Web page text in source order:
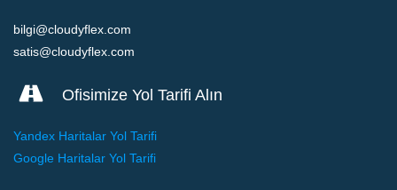
bilgi@cloudyflex.com
satis@cloudyflex.com
Ofisimize Yol Tarifi Alın
Yandex Haritalar Yol Tarifi
Google Haritalar Yol Tarifi